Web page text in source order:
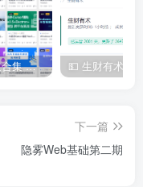
IT类所有渠道合集 持续日更，目前近四千多条资源 年费用户微信私信获取权限
下一篇
隐雾Web基础第二期